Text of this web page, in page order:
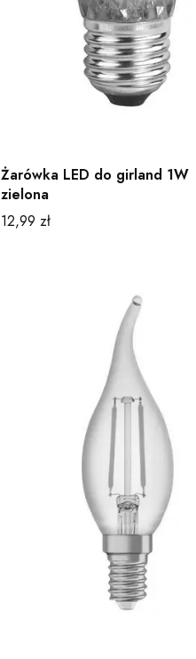
Żarówka LED do girland 1W
zielona
Cena
12,99 zł